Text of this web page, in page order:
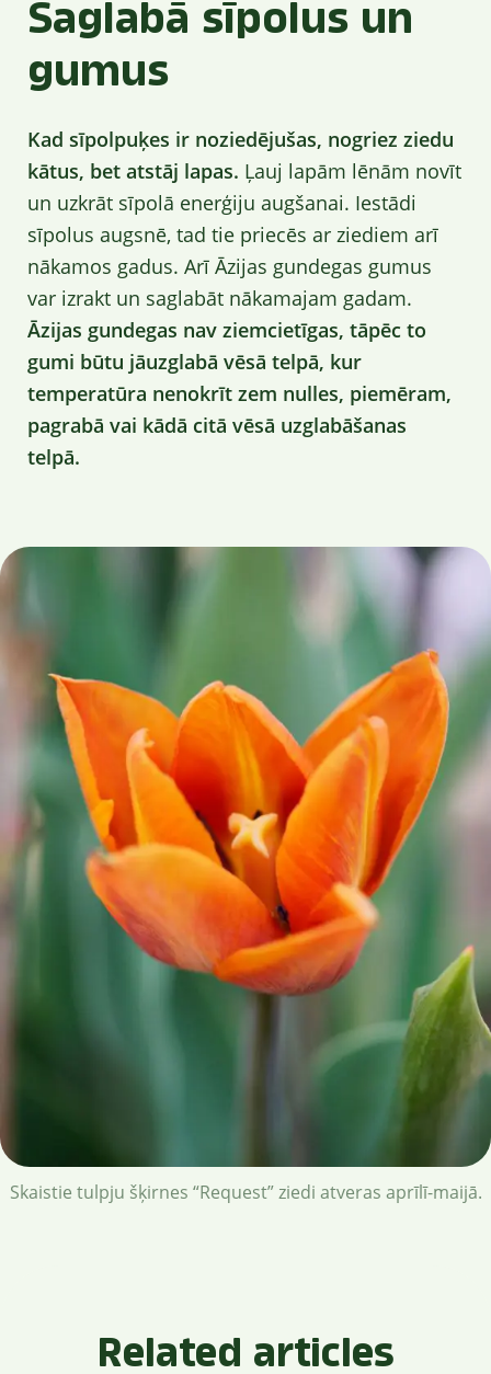
Saglabā sīpolus un
gumus
Kad sīpolpuķes ir noziedējušas, nogriez ziedu
kātus, bet atstāj lapas. Ļauj lapām lēnām novīt
un uzkrāt sīpolā enerģiju augšanai. Iestādi
sīpolus augsnē, tad tie priecēs ar ziediem arī
nākamos gadus. Arī Āzijas gundegas gumus
var izrakt un saglabāt nākamajam gadam.
Āzijas gundegas nav ziemcietīgas, tāpēc to
gumi būtu jāuzglabā vēsā telpā, kur
temperatūra nenokrīt zem nulles, piemēram,
pagrabā vai kādā citā vēsā uzglabāšanas
telpā.
Skaistie tulpju šķirnes “Request” ziedi atveras aprīlī-maijā.
Related articles